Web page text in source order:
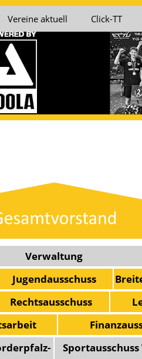
Vereine aktuell Click-TT
Verwaltung
Jugendausschuss
Rechtsausschuss